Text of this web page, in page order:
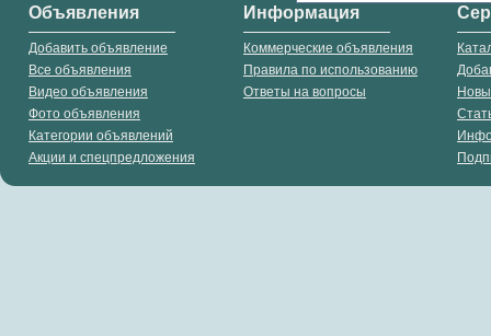
Объявления
Добавить объявление
Все объявления
Видео объявления
Фото объявления
Категории объявлений
Акции и спецпредложения
Информация
Коммерческие объявления
Правила по использованию
Ответы на вопросы